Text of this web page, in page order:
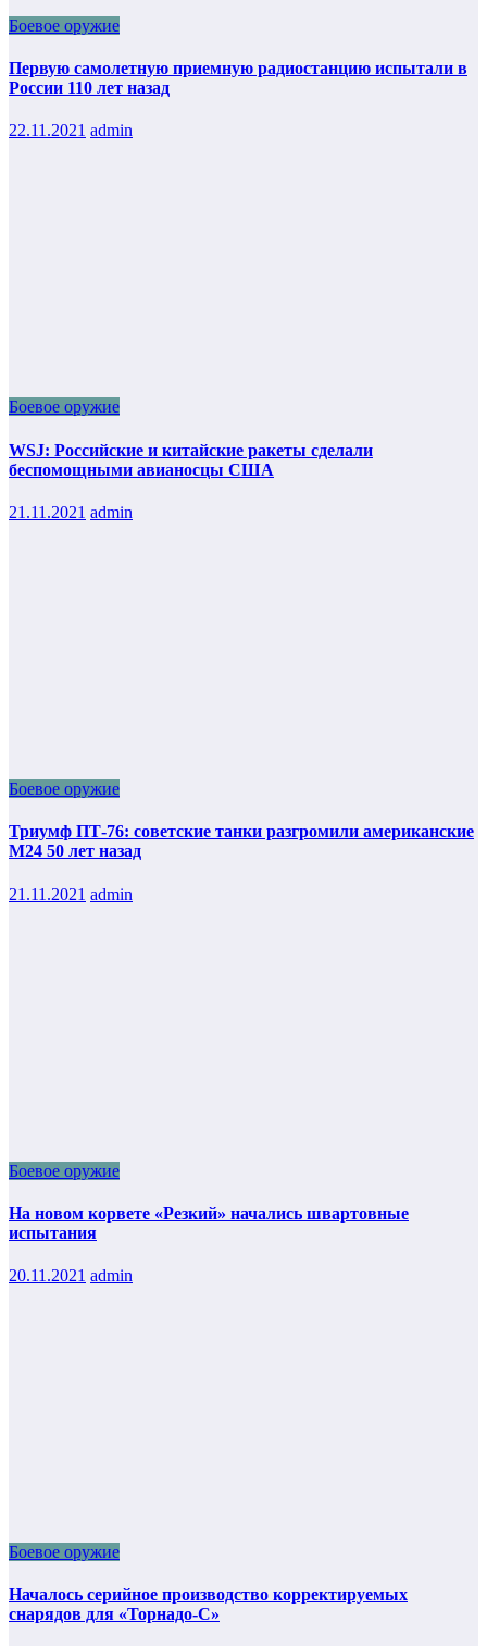
Боевое оружие
Первую самолетную приемную радиостанцию испытали в
России 110 лет назад
22.11.2021 admin
Боевое оружие
WSJ: Российские и китайские ракеты сделали
беспомощными авианосцы США
21.11.2021 admin
Боевое оружие
Триумф ПТ-76: советские танки разгромили американские
М24 50 лет назад
21.11.2021 admin
Боевое оружие
На новом корвете «Резкий» начались швартовные
испытания
20.11.2021 admin
Боевое оружие
Началось серийное производство корректируемых
снарядов для «Торнадо-С»